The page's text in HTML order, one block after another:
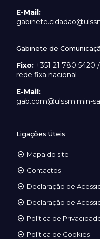
E-Mail:
Gabinete de
Fixo: +351 21 780 5420
rede fixa nacional
E-Mail:
gab.com@ulssm.min-
Ligações Úteis
Mapa do site
Contactos
Declaração de
Declaração de
Política de
Política de Cookies